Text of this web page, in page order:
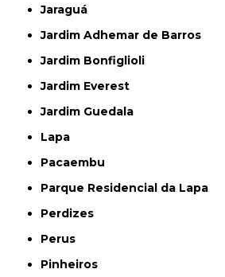
Jaraguá
Jardim Adhemar de Barros
Jardim Bonfiglioli
Jardim Everest
Jardim Guedala
Lapa
Pacaembu
Parque Residencial da Lapa
Perdizes
Perus
Pinheiros